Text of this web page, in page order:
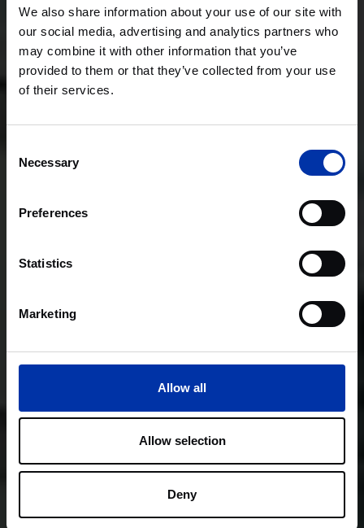
We also share information about your use of our site with
our social media, advertising and analytics partners who
may combine it with other information that you’ve
provided to them or that they’ve collected from your use
of their services.
Selection
Necessary
Preferences
Statistics
Marketing
Allow all
Allow selection
Deny